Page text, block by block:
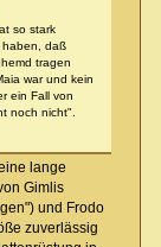
so stark
haben, daß
tragen
war und kein
ein Fall von
noch nicht".
lange
Gimlis
und Frodo
zuverlässig